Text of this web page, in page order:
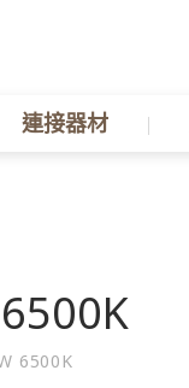
連接器材
6500K